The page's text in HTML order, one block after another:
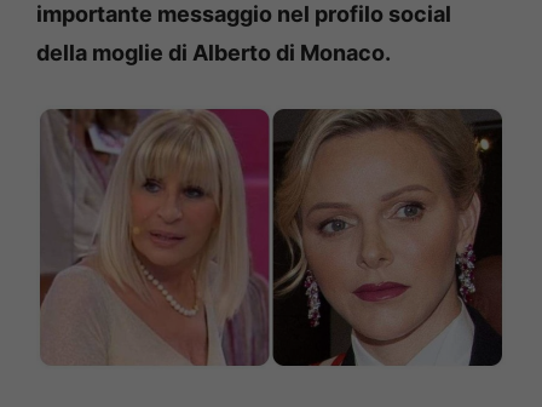
importante messaggio nel profilo social
della moglie di Alberto di Monaco.